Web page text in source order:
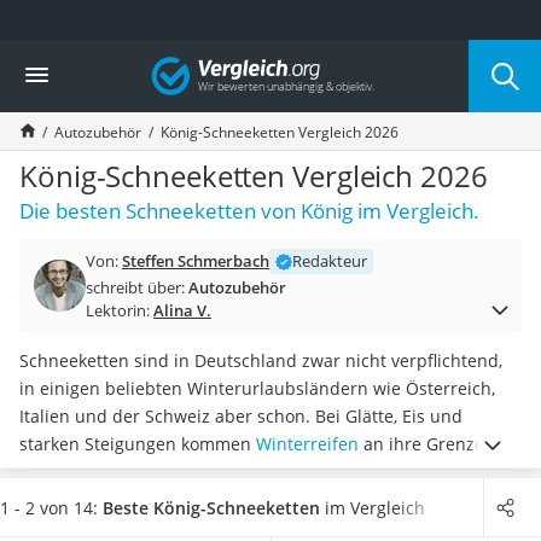
Die beliebtesten Vergleiche nach Kategorie
Auto & Motor
Fahrradträger-Anhängerkupplung (4 Fahrräder)
Fahrradträger
Fahrradträger (Anhängerkupplung)
Fahrradträger 3 Fahrräder
Benzinkanister (20 l)
Fahrradträger E-Bike
Benzinkanister
Wagenheber 3t
AGM-Batterie Wohnmobil
Thule-Fahrradträger
FM-Transmitter
Sommerreifen 205/55 R16
Autobatterie-Ladegerät
Starthilfe mit Kompressor
Vergleich
Autozubehör König-Schneeketten Vergleich 2026
König-Schneeketten Vergleich 2026
Die besten Schneeketten von König im Vergleich.
Von:Steffen Schmerbach
Redakteur
schreibt über:Autozubehör
Lektorin:Alina V.
Schneeketten sind in Deutschland zwar nicht verpflichtend,
in einigen beliebten Winterurlaubsländern wie Österreich,
Italien und der Schweiz aber schon. Bei Glätte, Eis und
starken Steigungen kommen Winterreifen an ihre Grenzen.
DerHersteller König bietet Schneeketten für Pkws und
Nutzfahrzeugean. Laut König-Schneeketten-Tests gibt es
1 - 2 von 14: Beste König-Schneeketten im Vergleich